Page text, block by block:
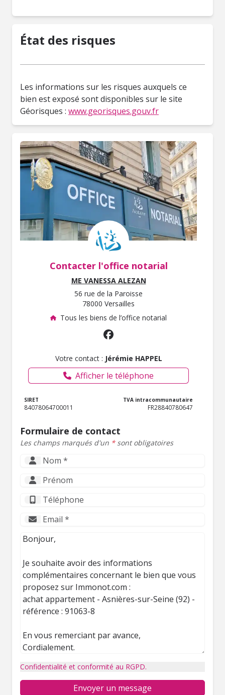
État des risques
Les informations sur les risques auxquels ce
bien est exposé sont disponibles sur le site
Géorisques : www.georisques.gouv.fr
Contacter l'office notarial
ME VANESSA ALEZAN
56 rue de la Paroisse
78000 Versailles
Tous les biens de l’office notarial
Votre contact : Jérémie HAPPEL
Afficher le téléphone
SIRET
84078064700011
TVA intracommunautaire
FR28840780647
Formulaire de contact
Les champs marqués d'un *sont obligatoires
Confidentialité et conformité au RGPD.
Envoyer un message